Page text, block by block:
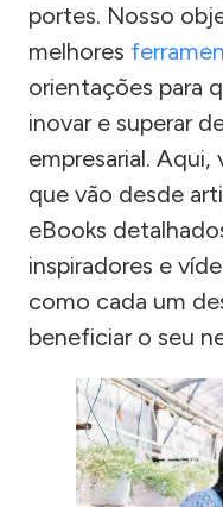
portes. Nosso
melhores
orientações para
inovar e superar
empresarial.
que vão desde
eBooks
inspiradores e
como cada um
beneficiar o seu